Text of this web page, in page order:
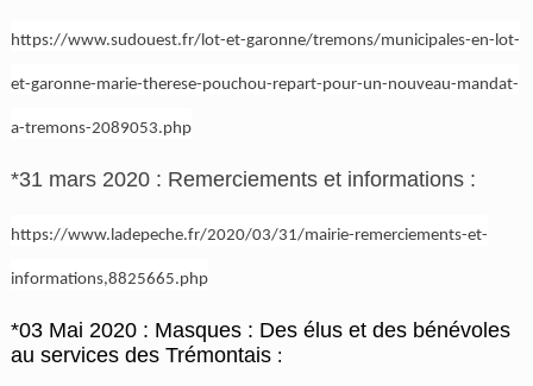
https://www.sudouest.fr/lot-et-garonne/tremons/municipales-en-lot-
et-garonne-marie-therese-pouchou-repart-pour-un-nouveau-mandat-
a-tremons-2089053.php
*31 mars 2020 : Remerciements et informations :
https://www.ladepeche.fr/2020/03/31/mairie-remerciements-et-
informations,8825665.php
*03 Mai 2020 : Masques : Des élus et des bénévoles
au services des Trémontais :